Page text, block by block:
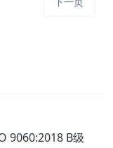
9060:2018 B级